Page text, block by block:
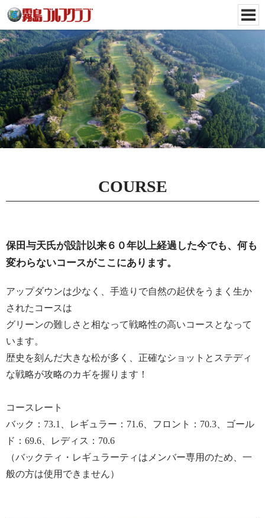
COURSE
保田与天氏が設計以来６０年以上経過した今でも、何も
変わらないコースがここにあります。
アップダウンは少なく、手造りで自然の起伏をうまく生か
されたコースは
グリーンの難しさと相なって戦略性の高いコースとなって
います。
歴史を刻んだ大きな松が多く、正確なショットとステディ
な戦略が攻略のカギを握ります！
コースレート
バック：73.1、レギュラー：71.6、フロント：70.3、ゴール
ド：69.6、レディス：70.6
（バックティ・レギュラーティはメンバー専用のため、一
般の方は使用できません）